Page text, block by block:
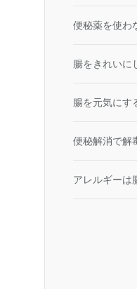
便秘薬を使わ
腸をきれいに
腸を元気にす
便秘解消で解
アレルギーは